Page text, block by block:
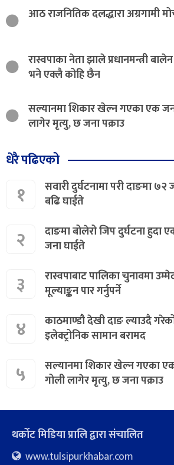
आठ राजनितिक दलद्धारा अग्रगामी
रास्वपाका नेता झाले प्रधानमन्त्री
भने एक्लै कोहि छैन
सल्यानमा शिकार खेल्न गएका एक
लागेर मृत्यु, छ जना पक्राउ
धेरै पढिएको
१
सवारी दुर्घटनामा परी दाङमा
बढि घाईते
२
दाङमा बोलेरो जिप दुर्घटना हुदा
जना घाईते
३
रास्वपाबाट पालिका चुनावमा
मूल्याङ्कन पार गर्नुपर्ने
४
काठमाण्डौ देखी दाङ ल्याउदै
इलेक्ट्रोनिक सामान बरामद
५
सल्यानमा शिकार खेल्न गएका
गोली लागेर मृत्यु, छ जना पक्राउ
थर्कोट मिडिया प्रालि द्वारा संचालित
www.tulsipurkhabar.com